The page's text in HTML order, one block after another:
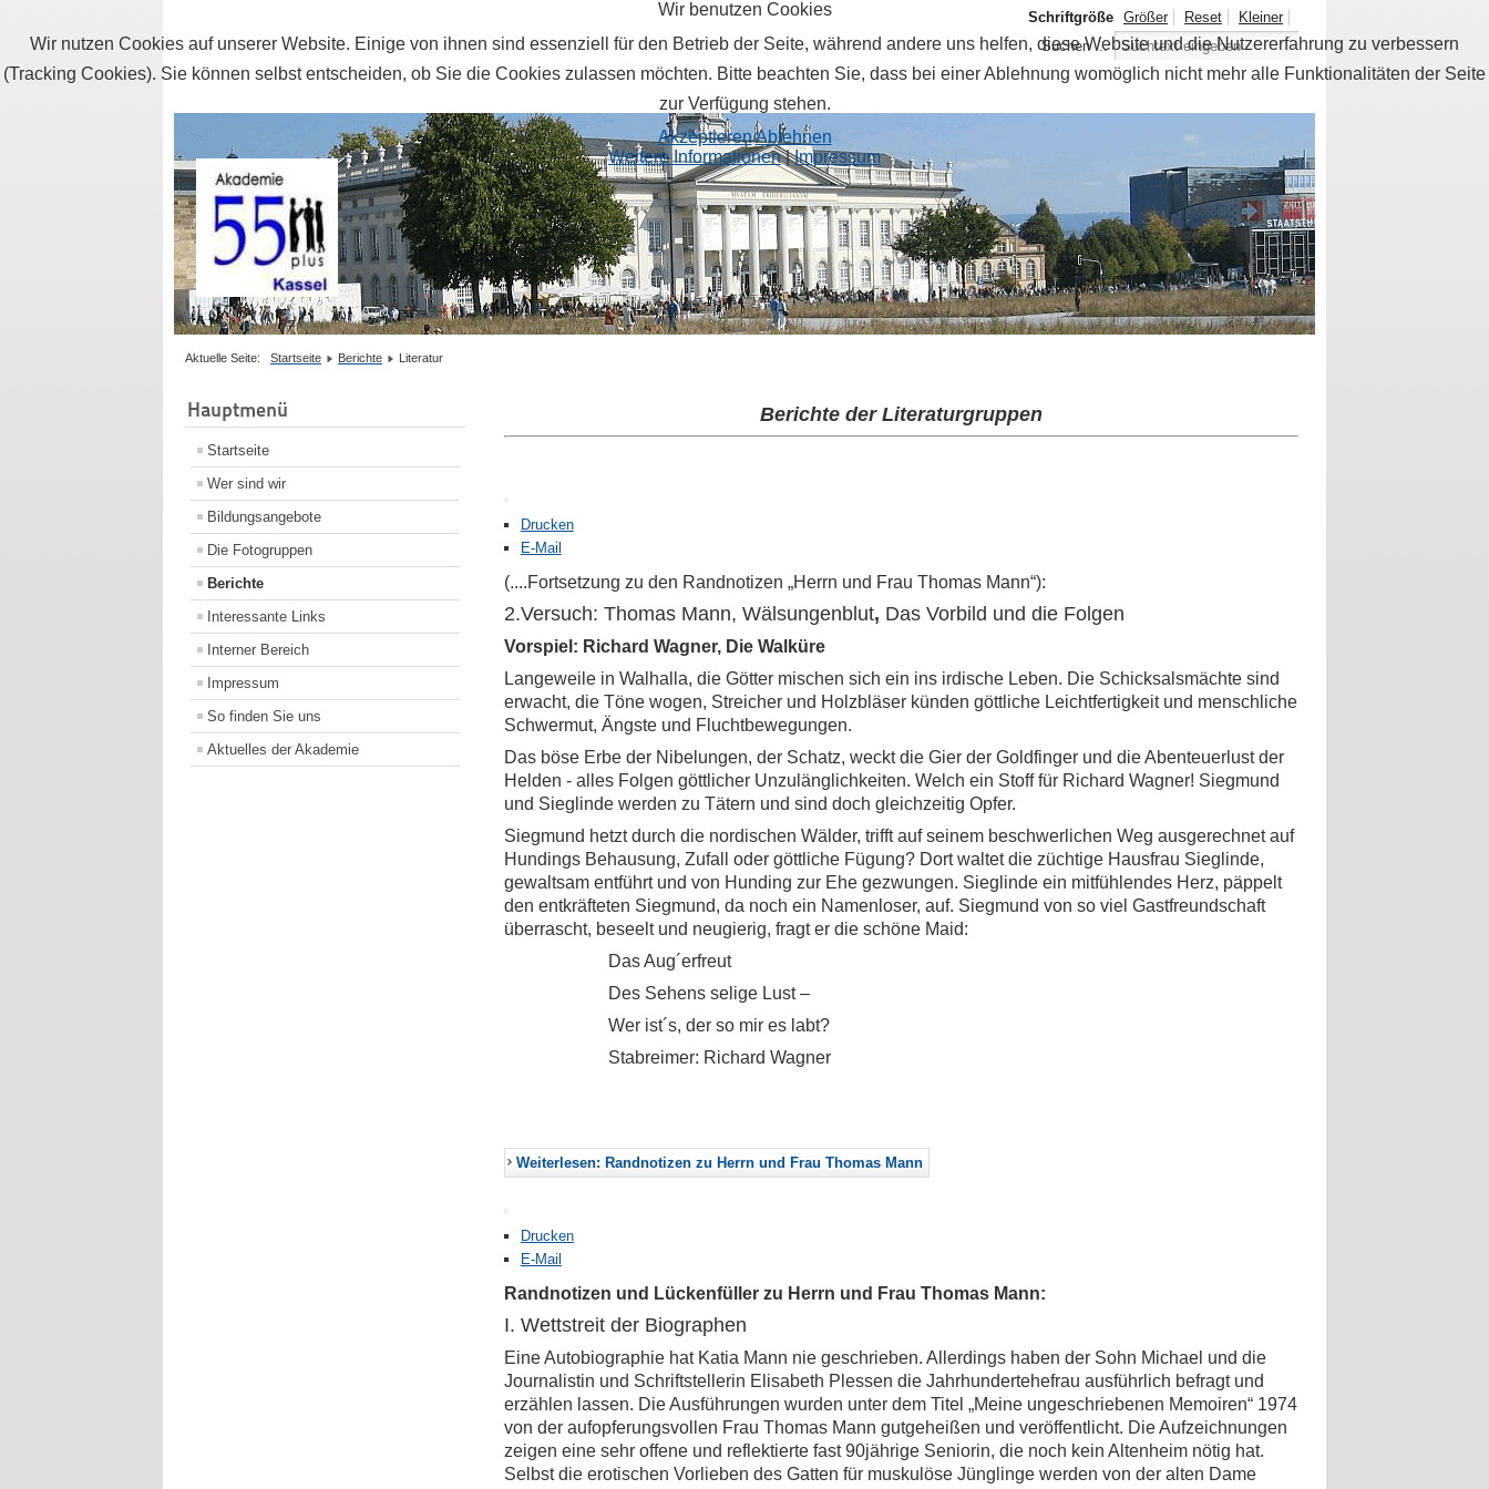
Schriftgröße Größer Reset
Kleiner
Suchen ...
Aktuelle Seite: Startseite Berichte Literatur
Hauptmenü
Startseite
Wer sind wir
Bildungsangebote
Die Fotogruppen
Berichte
Interessante Links
Interner Bereich
Impressum
So finden Sie uns
Aktuelles der Akademie
Berichte der Literaturgruppen
Drucken
E-Mail
(....Fortsetzung zu den Randnotizen „Herrn und Frau Thomas Mann“):
2.Versuch: Thomas Mann, Wälsungenblut, Das Vorbild und die Folgen
Vorspiel: Richard Wagner, Die Walküre
Langeweile in Walhalla, die Götter mischen sich ein ins irdische Leben. Die Schicksalsmächte sind
erwacht, die Töne wogen, Streicher und Holzbläser künden göttliche Leichtfertigkeit und menschliche
Schwermut, Ängste und Fluchtbewegungen.
Das böse Erbe der Nibelungen, der Schatz, weckt die Gier der Goldfinger und die Abenteuerlust der
Helden - alles Folgen göttlicher Unzulänglichkeiten. Welch ein Stoff für Richard Wagner! Siegmund
und Sieglinde werden zu Tätern und sind doch gleichzeitig Opfer.
Siegmund hetzt durch die nordischen Wälder, trifft auf seinem beschwerlichen Weg ausgerechnet auf
Hundings Behausung, Zufall oder göttliche Fügung? Dort waltet die züchtige Hausfrau Sieglinde,
gewaltsam entführt und von Hunding zur Ehe gezwungen. Sieglinde ein mitfühlendes Herz, päppelt
den entkräfteten Siegmund, da noch ein Namenloser, auf. Siegmund von so viel Gastfreundschaft
überrascht, beseelt und neugierig, fragt er die schöne Maid:
Das Aug´erfreut
Des Sehens selige Lust –
Wer ist´s, der so mir es labt?
Stabreimer: Richard Wagner
Weiterlesen: Randnotizen zu Herrn und Frau Thomas Mann
Drucken
E-Mail
Randnotizen und Lückenfüller zu Herrn und Frau Thomas Mann:
I. Wettstreit der Biographen
Eine Autobiographie hat Katia Mann nie geschrieben. Allerdings haben der Sohn Michael und die
Journalistin und Schriftstellerin Elisabeth Plessen die Jahrhundertehefrau ausführlich befragt und
erzählen lassen. Die Ausführungen wurden unter dem Titel „Meine ungeschriebenen Memoiren“ 1974
von der aufopferungsvollen Frau Thomas Mann gutgeheißen und veröffentlicht. Die Aufzeichnungen
zeigen eine sehr offene und reflektierte fast 90jährige Seniorin, die noch kein Altenheim nötig hat.
Selbst die erotischen Vorlieben des Gatten für muskulöse Jünglinge werden von der alten Dame
Wir benutzen Cookies
Wir nutzen Cookies auf unserer Website. Einige von ihnen sind essenziell für den Betrieb der Seite, während andere uns helfen, diese Website und die Nutzererfahrung zu verbessern
(Tracking Cookies). Sie können selbst entscheiden, ob Sie die Cookies zulassen möchten. Bitte beachten Sie, dass bei einer Ablehnung womöglich nicht mehr alle Funktionalitäten der Seite
zur Verfügung stehen.
AkzeptierenAblehnen
Weitere Informationen|Impressum